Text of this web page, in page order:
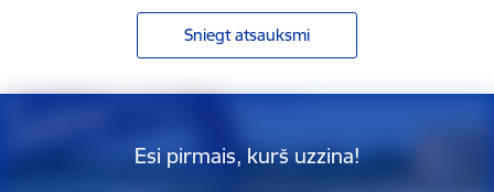
Sniegt atsauksmi
Esi pirmais, kurš uzzina!